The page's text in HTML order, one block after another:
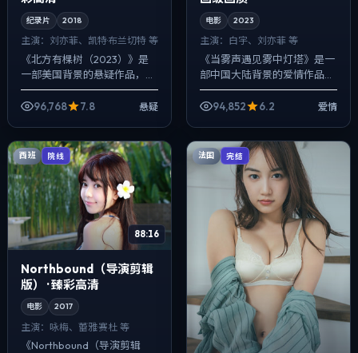
纪录片 2018
主演： 刘亦菲、凯特·布兰切特 等
《北方有棵树（2023）》是
一部美国背景的悬疑作品，
2018年公映，由丹尼斯·维伦纽
瓦执导，刘亦菲、凯特·布兰切
96,768 7.8 悬疑
电影 2023
主演： 白宇、刘亦菲 等
《当雾声遇见雾中灯塔》是一
部中国大陆背景的爱情作品，
2023年公映，由奉俊昊执
导，白宇、刘亦菲、倪妮等主
94,852 6.2 爱情
西班 院线
88:16
Northbound（导演剪辑
版） · 臻彩高清
电影 2017
主演： 咏梅、蕾雅·赛杜 等
《Northbound（导演剪辑
法国 完结